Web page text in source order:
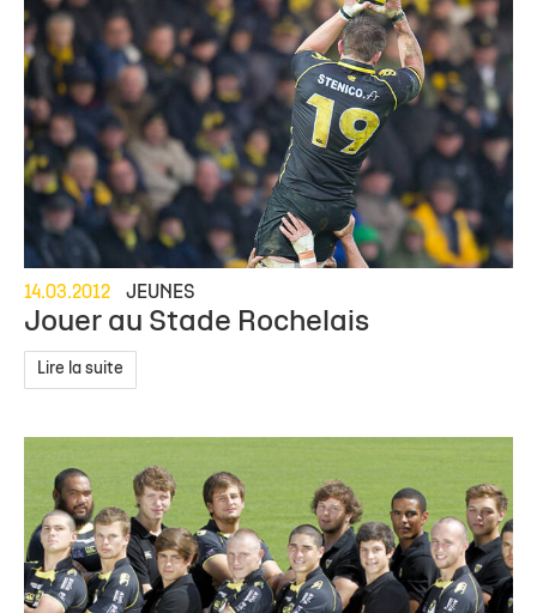
14.03.2012 JEUNES
Jouer au Stade Rochelais
Lire la suite